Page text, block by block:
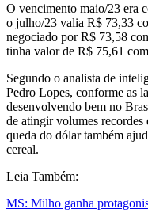
O vencimento maio/23 era
o julho/23 valia R$ 73,33
negociado por R$ 73,58
tinha valor de R$ 75,61
Segundo o analista de
Pedro Lopes, conforme as
desenvolvendo bem no
de atingir volumes
queda do dólar também
cereal.
Leia Também:
MS: Milho ganha